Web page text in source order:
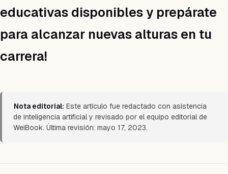
educativas disponibles y prepárate
para alcanzar nuevas alturas en tu
carrera!
Nota editorial: Este artículo fue redactado con asistencia
de inteligencia artificial y revisado por el equipo editorial de
WeiBook. Última revisión: mayo 17, 2023.